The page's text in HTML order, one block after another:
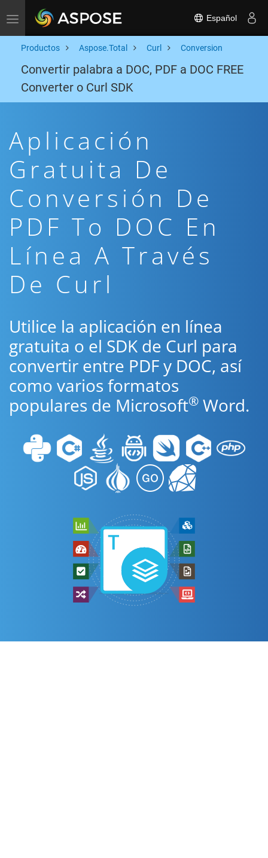
Toggle navigation Español
Productos Aspose.Total Curl Conversion
Convertir palabra a DOC, PDF a DOC FREE
Converter o Curl SDK
Aplicación
Gratuita De
Conversión De
PDF To DOC En
Línea A Través
De Curl
Utilice la aplicación en línea
gratuita o el SDK de Curl para
convertir entre PDF y DOC, así
como varios formatos
populares de Microsoft® Word.